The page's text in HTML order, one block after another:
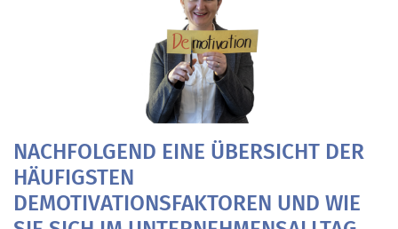
NACHFOLGEND EINE ÜBERSICHT DER
HÄUFIGSTEN
DEMOTIVATIONSFAKTOREN UND WIE